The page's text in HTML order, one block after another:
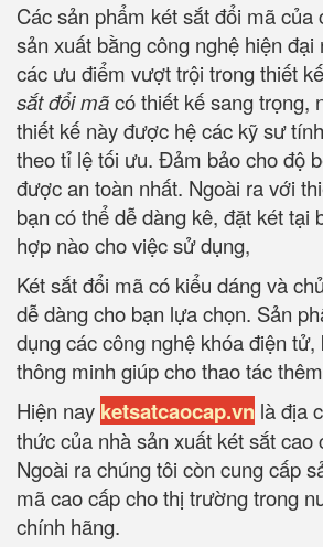
Các sản phẩm két sắt đổi mã của
sản xuất bằng công nghệ hiện đại
các ưu điểm vượt trội trong thiết
sắt đổi mãcó thiết kế sang trọng,
thiết kế này được hệ các kỹ sư
theo tỉ lệ tối ưu. Đảm bảo cho độ
được an toàn nhất. Ngoài ra với
bạn có thể dễ dàng kê, đặt két tại
hợp nào cho việc sử dụng,
Két sắt đổi mã có kiểu dáng và
dễ dàng cho bạn lựa chọn. Sản
dụng các công nghệ khóa điện tử,
thông minh giúp cho thao tác
Hiện nay ketsatcaocap.vn là địa
thức của nhà sản xuất két sắt cao
Ngoài ra chúng tôi còn cung cấp
mã cao cấp cho thị trường trong
chính hãng.